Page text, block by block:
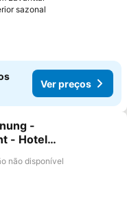
sazonal
Ver preços
aos favoritos
-
- Hotel
não disponível